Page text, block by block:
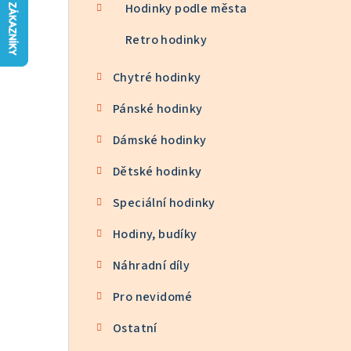
Hodinky podle města
Retro hodinky
Chytré hodinky
Pánské hodinky
Dámské hodinky
Dětské hodinky
Speciální hodinky
Hodiny, budíky
Náhradní díly
Pro nevidomé
Ostatní